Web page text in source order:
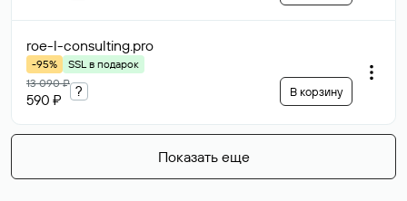
roe-l-consulting.pro
-95%
SSL в подарок
13 090 ₽
590 ₽
? В корзину
Показать еще